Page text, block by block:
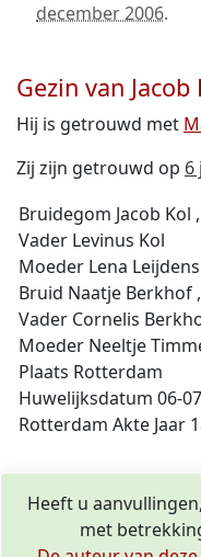
december 2006.
Gezin van Jacob
Hij is getrouwd met
Zij zijn getrouwd op 6
Bruidegom Jacob Kol
Vader Levinus Kol
Moeder Lena Leijdens
Bruid Naatje Berkhof
Vader Cornelis
Moeder Neeltje
Plaats Rotterdam
Huwelijksdatum 06-
Rotterdam Akte Jaar
Heeft u
met